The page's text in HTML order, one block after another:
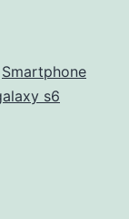
Smartphone
s6